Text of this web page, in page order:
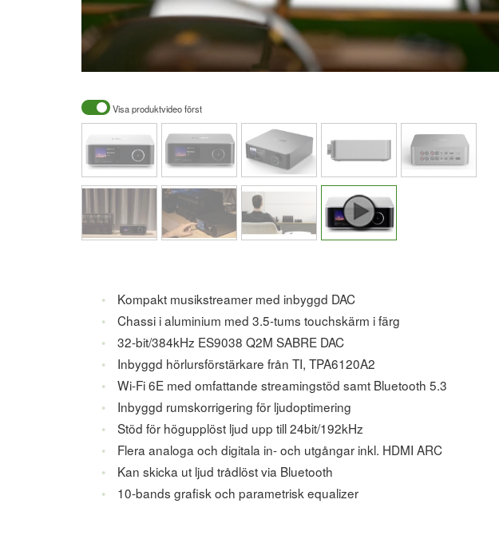
Visa produktvideo först
Kompakt musikstreamer med inbyggd DAC
Chassi i aluminium med 3.5-tums touchskärm i färg
32-bit/384kHz ES9038 Q2M SABRE DAC
Inbyggd hörlursförstärkare från TI, TPA6120A2
Wi-Fi 6E med omfattande streamingstöd samt Bluetooth 5.3
Inbyggd rumskorrigering för ljudoptimering
Stöd för högupplöst ljud upp till 24bit/192kHz
Flera analoga och digitala in- och utgångar inkl. HDMI ARC
Kan skicka ut ljud trådlöst via Bluetooth
10-bands grafisk och parametrisk equalizer